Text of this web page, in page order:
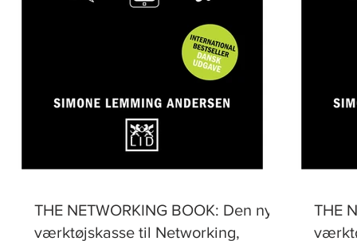
THE NETWORKING BOOK: Den nye
værktøjskasse til Networking,
THE